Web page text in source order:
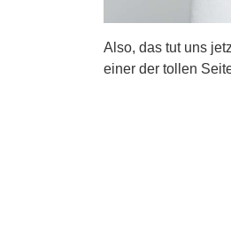
Also, das tut uns
einer der tollen